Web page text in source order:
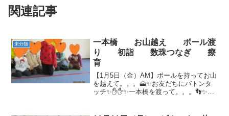
関連記事
未分類
一本橋 お山越え ボール渡
り 初詣 数珠つなぎ 療
育
【1月5日（金）AM】ボールを持ってお山
を越えて。。。🗻✨お友だちにバトンタ
ッチ✨✋✋✨一本橋を渡って。。。👣✨今